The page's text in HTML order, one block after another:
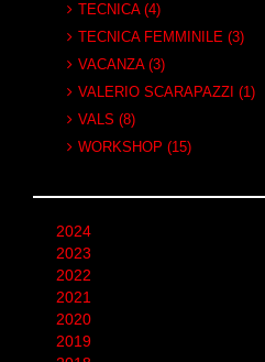
TECNICA (4)
TECNICA FEMMINILE (3)
VACANZA (3)
VALERIO SCARAPAZZI (1)
VALS (8)
WORKSHOP (15)
2024
2023
2022
2021
2020
2019